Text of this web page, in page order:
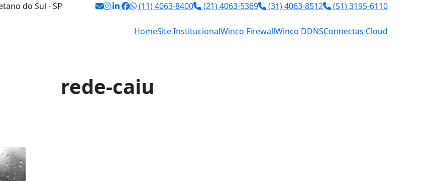
do Sul - SP (11) 4063-8400 (21) 4063-5369 (31) 4063-8512
(51) 3195-6110
HomeSite InstitucionalWinco FirewallWinco DDNSConnectas Cloud
rede-caiu